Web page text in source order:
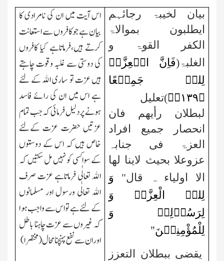
بیان لخیبۃ رجائہم
ایطلبون بموالاۃ
الکفر القوۃ و
الغلبۃ(فَاِنَّ الۡعِزَّۃَ
لِلہِ جَمِیۡعًا
﴿۱۳۹﴾ؕ)تعلیل
لبطلان رأیھم فان
انحصار جمیع افراد
العزۃ فی جنابہ
عزوعلا بحیث لاینا لھا
الا اولیاء ہ قال"
وَ
لِلہِ الْعِزَّۃُ وَ
لِرَسُوۡلِہٖ وَ
لِلْمُؤْمِنِیۡنَ"
یقضی ببطلان التعزز
اس آیت میں ان کی نامرادی کا
بیان ہے جو کافروں سے استعانت
کرتے ہیں،فرماتاہے کیا کافروں
کی دوستی سے غلبہ وقوت چاہتے
ہیں عزت تو ساری اﷲ کے لئے
ہے اس میں ان کی رائے فاسد
ہونے پر دلیل فرمائی کہ جب تمام
عزتیں حضرت عزت کےلئے
خاص ہیں کہ اس کے دوستوں
کے سواکسی کو نہیں مل سکتیں کہ
اﷲ تعالٰی فرماتاہے عزت صرف
اﷲ تعالٰی ورسول اور مسلمانوں
کے لئے ہے تو اس سے واجب ہو ا
کہ غیروں سے عزت چاہنا باطل
اور ان سے نفع پہنچنا محال(مختصرا)